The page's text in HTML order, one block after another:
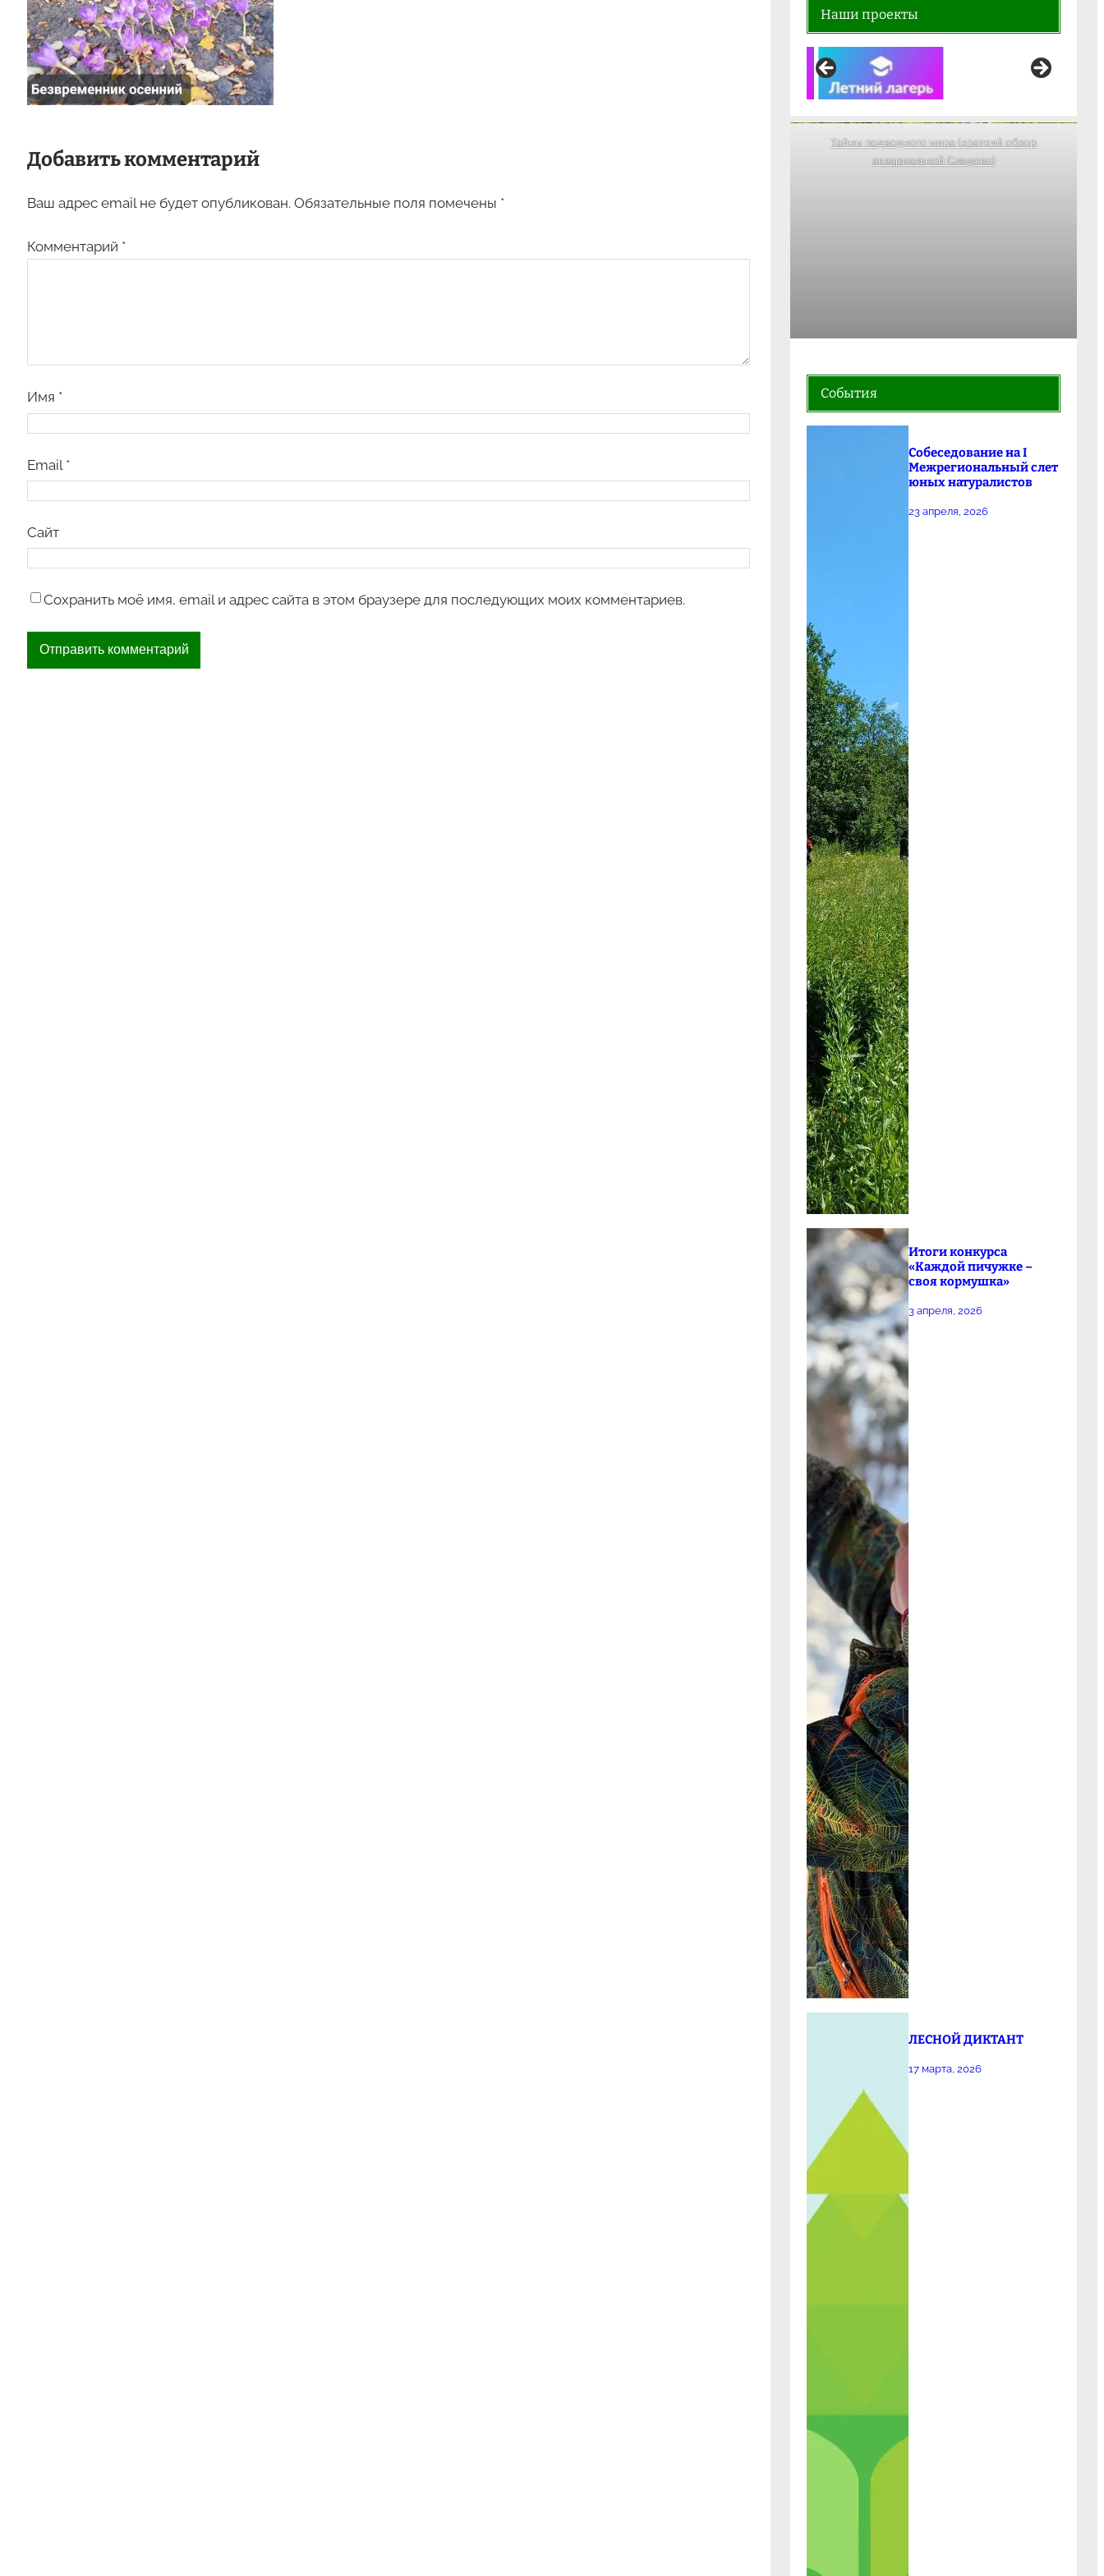
Добавить комментарий
Ваш адрес email не будет опубликован. Обязательные поля помечены *
Комментарий *
Имя *
Email *
Сайт
Сохранить моё имя, email и адрес сайта в этом браузере для последующих моих комментариев.
Наши проекты
Тайны подводного мира (краткий обзор
аквариальной Следово)
События
Собеседование на I
Межрегиональный слет
юных натуралистов
23 апреля, 2026
Итоги конкурса
«Каждой пичужке –
своя кормушка»
3 апреля, 2026
ЛЕСНОЙ ДИКТАНТ
17 марта, 2026